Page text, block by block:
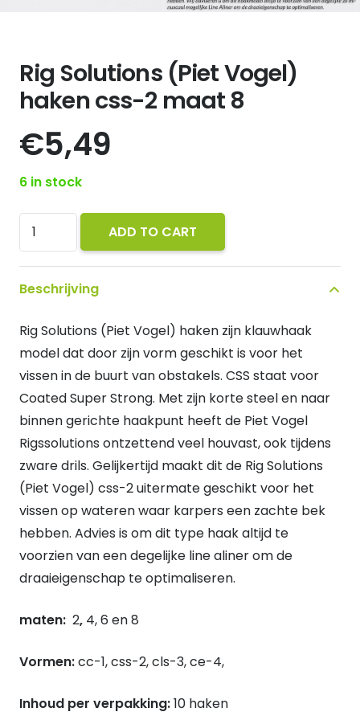
Rig Solutions (Piet Vogel)
haken css-2 maat 8
€5,49
6 in stock
Rig
(Piet
Vogel)
css-
2
maat
8
quantity
ADD TO CART
Beschrijving
Rig Solutions (Piet Vogel) haken zijn klauwhaak
model dat door zijn vorm geschikt is voor het
vissen in de buurt van obstakels. CSS staat voor
Coated Super Strong. Met zijn korte steel en naar
binnen gerichte haakpunt heeft de Piet Vogel
Rigssolutions ontzettend veel houvast, ook tijdens
zware drils. Gelijkertijd maakt dit de Rig Solutions
(Piet Vogel) css-2 uitermate geschikt voor het
vissen op wateren waar karpers een zachte bek
hebben. Advies is om dit type haak altijd te
voorzien van een degelijke line aliner om de
draaieigenschap te optimaliseren.
maten: 2, 4, 6 en 8
Vormen:cc-1, css-2, cls-3, ce-4,
Inhoud per verpakking:10 haken